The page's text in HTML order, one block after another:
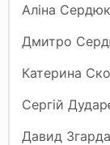
Аліна
Дмитро
Катерина
Сергій
Давид